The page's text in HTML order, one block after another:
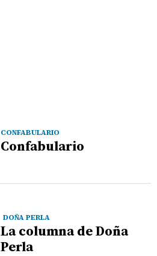
CONFABULARIO
Confabulario
DOÑA PERLA
La columna de Doña
Perla